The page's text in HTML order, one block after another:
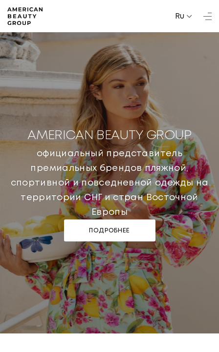
Ru
AMERICAN BEAUTY GROUP
официальный представитель
премиальных брендов пляжной,
спортивной и повседневной одежды на
территории СНГ и стран Восточной
Европы
ПОДРОБНЕЕ